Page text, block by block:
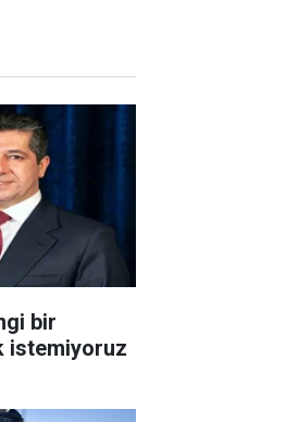
bir
istemiyoruz